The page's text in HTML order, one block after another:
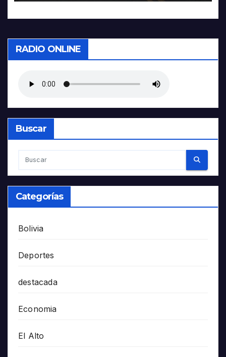
RADIO ONLINE
Buscar
Categorías
Bolivia
Deportes
destacada
Economia
El Alto